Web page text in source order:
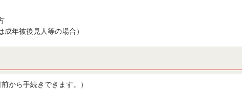
年被後見人等の場合）
から手続きできます。）